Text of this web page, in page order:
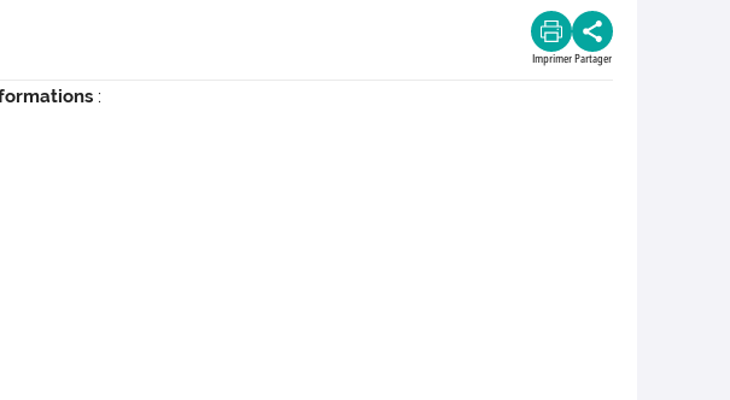
Imprimer Partager
: